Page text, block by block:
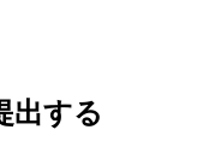
出する